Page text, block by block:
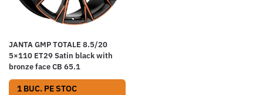
JANTA GMP TOTALE 8.5/20
5×110 ET29 Satin black with
bronze face CB 65.1
1 BUC. PE STOC